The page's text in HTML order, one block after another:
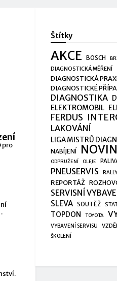
pro
Štítky
AKCE BOSCH
DIAGNOSTICKÁ MĚŘENÍ
DIAGNOSTICKÁ
DIAGNOSTICKÉ
DIAGNOSTIKA
ELEKTROMOBIL
FERDUS
LAKOVÁNÍ
LIGA MISTRŮ
NABÍJENÍ
ODPRUŽENÍ OLEJE
PNEUSERVIS
REPORTÁŽ
SERVISNÍ
SLEVA SOUTĚŽ
TOPDON TOYOTA
VYBAVENÍ SERVISU
ŠKOLENÍ